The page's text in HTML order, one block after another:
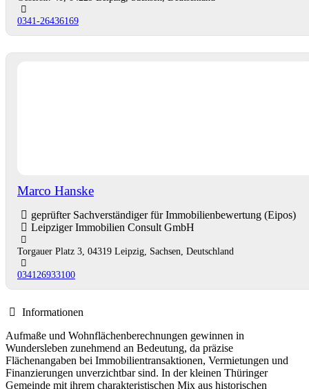
0341-26436169
Marco Hanske
geprüfter Sachverständiger für Immobilienbewertung (Eipos)
Leipziger Immobilien Consult GmbH
Torgauer Platz 3, 04319 Leipzig, Sachsen, Deutschland
034126933100
Informationen
Aufmaße und Wohnflächenberechnungen gewinnen in
Wundersleben zunehmend an Bedeutung, da präzise
Flächenangaben bei Immobilientransaktionen, Vermietungen und
Finanzierungen unverzichtbar sind. In der kleinen Thüringer
Gemeinde mit ihrem charakteristischen Mix aus historischen